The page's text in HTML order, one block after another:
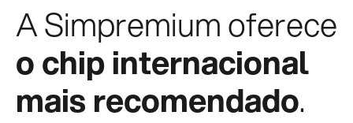
A Simpremium oferece
o chip internacional
mais recomendado.